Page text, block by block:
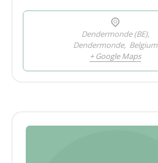
Dendermonde (BE),
Dendermonde, Belgium
+ Google Maps